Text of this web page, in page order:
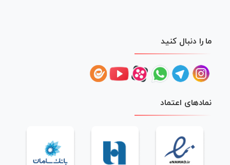
ما را دنبال کنید
نمادهای اعتماد